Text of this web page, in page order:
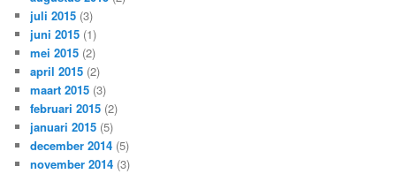
juli 2015 (3)
juni 2015 (1)
mei 2015 (2)
april 2015 (2)
maart 2015 (3)
februari 2015 (2)
januari 2015 (5)
december 2014 (5)
november 2014 (3)